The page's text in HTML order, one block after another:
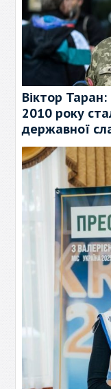
Віктор Таран:
2010 року
державної